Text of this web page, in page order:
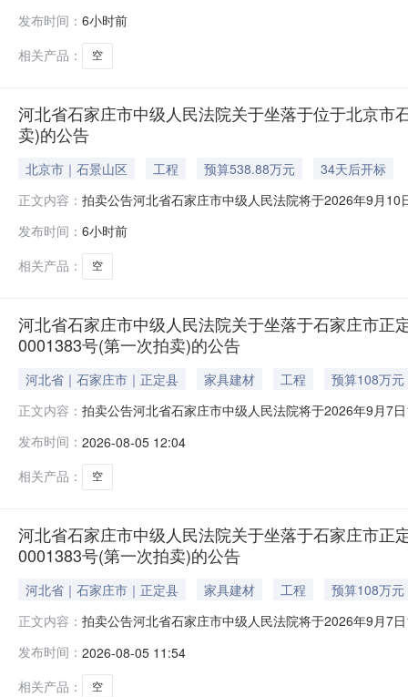
（2011）字第011766号，用途：住宅，无租赁。特别提
发布时间： 6小时前
相关产品：
空
河北省石家庄市中级人民法院关于坐落于位于北京
卖)的公告
北京市｜石景山区 工程 预算538.88万元
34天后开标
正文内容： 拍卖公告河北省石家庄市中级人民法院将于2026年9月
号，用途：住宅，无租赁。特别提示：上述不动产有欠
发布时间： 6小时前
相关产品：
空
河北省石家庄市中级人民法院关于坐落于石家庄市
0001383号(第一次拍卖)的公告
河北省｜石家庄市｜正定县 家具建材 工程
预算108万元
正文内容： 拍卖公告河北省石家庄市中级人民法院将于2026年9月7
动产权第0001383号，用途：住宅。起拍价：108万元，
发布时间： 2026-08-05 12:04
相关产品：
空
河北省石家庄市中级人民法院关于坐落于石家庄市
0001383号(第一次拍卖)的公告
河北省｜石家庄市｜正定县 家具建材 工程
预算108万元
正文内容： 拍卖公告河北省石家庄市中级人民法院将于2026年9月7
动产权第0001383号，用途：住宅。起拍价：108万元，
发布时间： 2026-08-05 11:54
相关产品：
空